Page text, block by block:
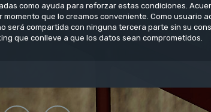
como ayuda para reforzar estas condiciones.
que lo creamos conveniente. Como usuario
compartida con ninguna tercera parte sin su
que conlleve a que los datos sean comprometidos.